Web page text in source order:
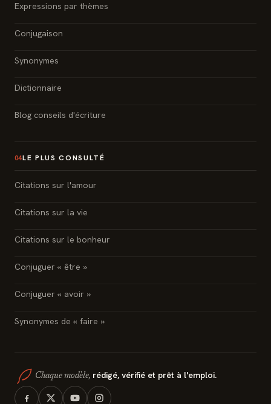
Expressions par thèmes
Conjugaison
Synonymes
Dictionnaire
Blog conseils d'écriture
04LE PLUS CONSULTÉ
Citations sur l'amour
Citations sur la vie
Citations sur le bonheur
Conjuguer « être »
Conjuguer « avoir »
Synonymes de « faire »
Chaque modèle, rédigé, vérifié et prêt à l'emploi.